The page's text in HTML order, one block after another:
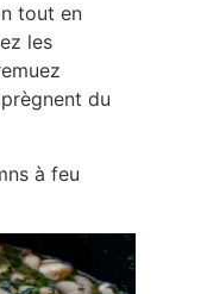
tout en
les
du
à feu